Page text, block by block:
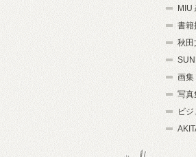
MIU
書籍
秋田
画集
写真
ビ